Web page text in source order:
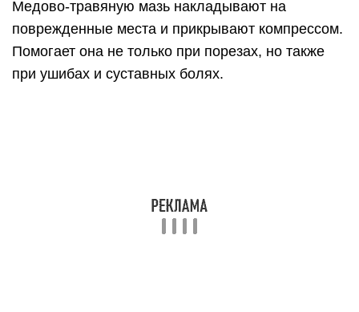
Медово-травяную мазь накладывают на
поврежденные места и прикрывают компрессом.
Помогает она не только при порезах, но также
при ушибах и суставных болях.